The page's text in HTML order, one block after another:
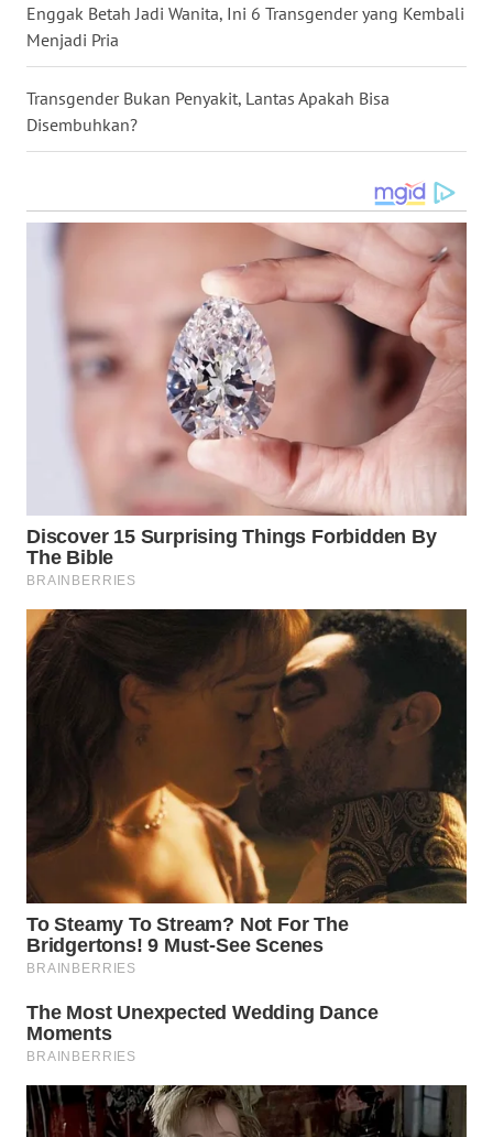
Enggak Betah Jadi Wanita, Ini 6 Transgender yang Kembali
Menjadi Pria
Transgender Bukan Penyakit, Lantas Apakah Bisa
Disembuhkan?
WN
DAIRI
WN
DANAU
WN
LANGKAT
WN
LESUNG
WN
KARO
SIMALUNGUN
WN
TAPANULI
TENGAH
WN DELI
SERDANG
WN
TEBING
TINGGI
WN